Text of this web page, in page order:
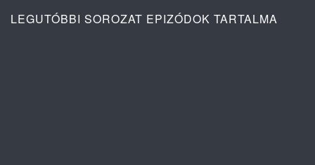
LEGUTÓBBI SOROZAT EPIZÓDOK TARTALMA